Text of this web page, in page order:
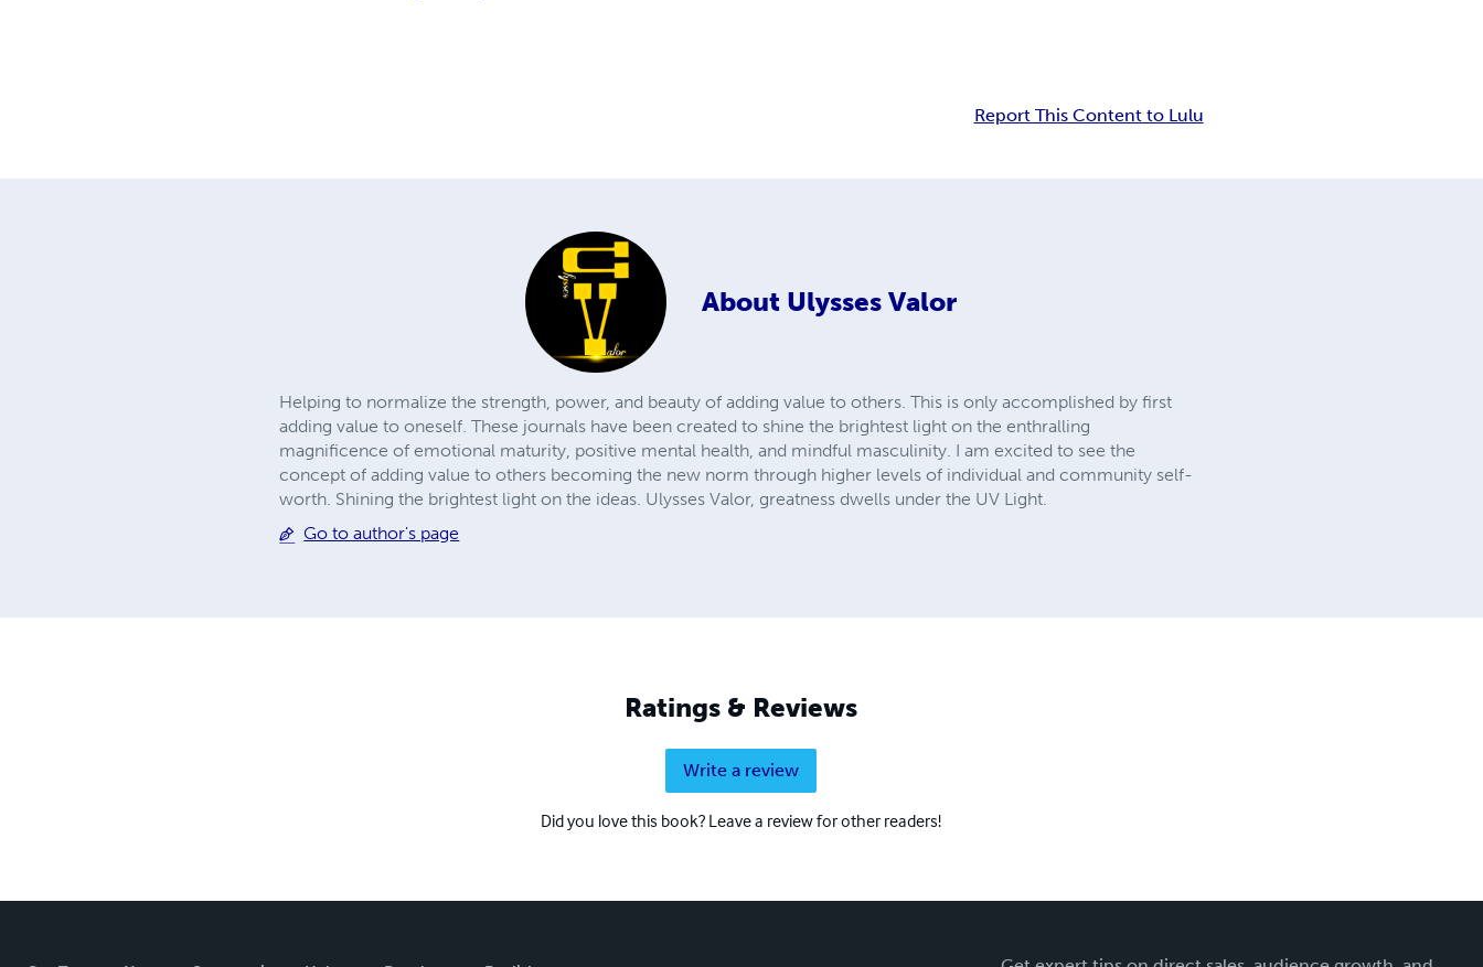
Report This Content to Lulu
About Ulysses Valor
Helping to normalize the strength, power, and beauty of adding value to others. This is only accomplished by first
adding value to oneself. These journals have been created to shine the brightest light on the enthralling
magnificence of emotional maturity, positive mental health, and mindful masculinity. I am excited to see the
concept of adding value to others becoming the new norm through higher levels of individual and community self-
worth. Shining the brightest light on the ideas. Ulysses Valor, greatness dwells under the UV Light.
Go to author's page
Ratings & Reviews
Write a review
Did you love this book? Leave a review for other readers!